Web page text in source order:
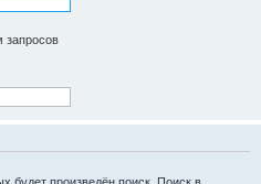
запросов